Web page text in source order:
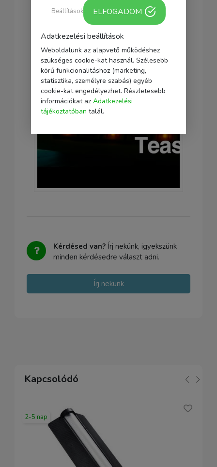
Kérdésed van? Írj nekünk, igyekszünk
minden kérdésedre választ adni.
Írj nekünk
Kapcsolódó
2-5 nap
Adatkezelési beállítások
Weboldalunk az alapvető működéshez
szükséges cookie-kat használ. Szélesebb
körű funkcionalitáshoz (marketing,
statisztika, személyre szabás) egyéb
cookie-kat engedélyezhet. Részletesebb
információkat az Adatkezelési
tájékoztatóban talál.
Beállítások ELFOGADOM